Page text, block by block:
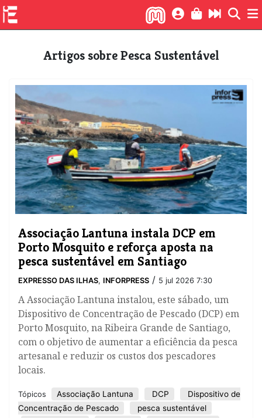
Artigos sobre Pesca Sustentável
Associação Lantuna instala DCP em
Porto Mosquito e reforça aposta na
pesca sustentável em Santiago
EXPRESSO DAS ILHAS, INFORPRESS / 5 jul 2026 7:30
A Associação Lantuna instalou, este sábado, um
Dispositivo de Concentração de Pescado (DCP) em
Porto Mosquito, na Ribeira Grande de Santiago,
com o objetivo de aumentar a eficiência da pesca
artesanal e reduzir os custos dos pescadores
locais.
Tópicos Associação Lantuna DCP
Dispositivo de
Concentração de Pescado
pesca sustentável